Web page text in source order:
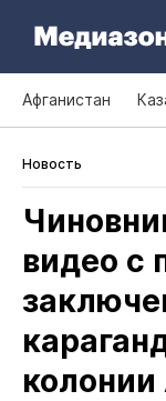
Афганистан
Новость
видео с